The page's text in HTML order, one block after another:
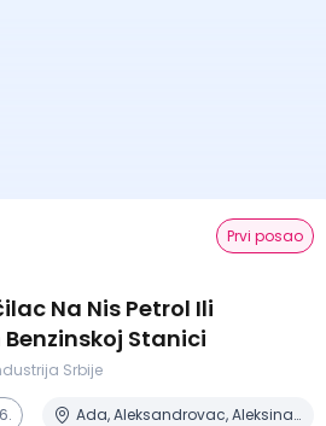
Prvi posao
Na Nis Petrol Ili
Stanici
Srbije
Ada, Aleksandrovac, Aleksinac, Alibunar, Apatin + 206 mesta